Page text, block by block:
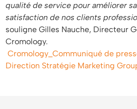
qualité de service pour améliorer
satisfaction de nos clients
souligne Gilles Nauche, Directeur
Cromology.
Cromology_Communiqué de
Direction Stratégie Marketing